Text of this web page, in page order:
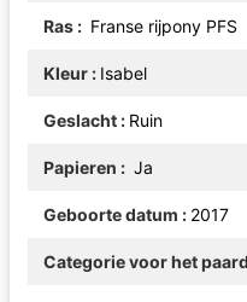
Ras Franse rijpony PFS
Kleur Isabel
Geslacht Ruin
Papieren Ja
Geboorte datum 2017
Categorie voor het paard